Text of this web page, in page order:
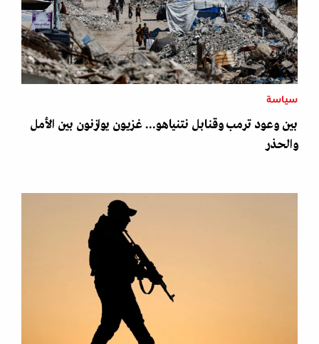
سياسة
بين وعود ترمب وقنابل نتنياهو... غزيون يوازنون بين الأمل
والحذر